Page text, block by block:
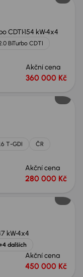
CDTI154 kW4x4
BiTurbo CDTI
Akční cena
360 000 Kč
T-GDI
ČR
Akční cena
280 000 Kč
kW4x4
dalších
Akční cena
450 000 Kč